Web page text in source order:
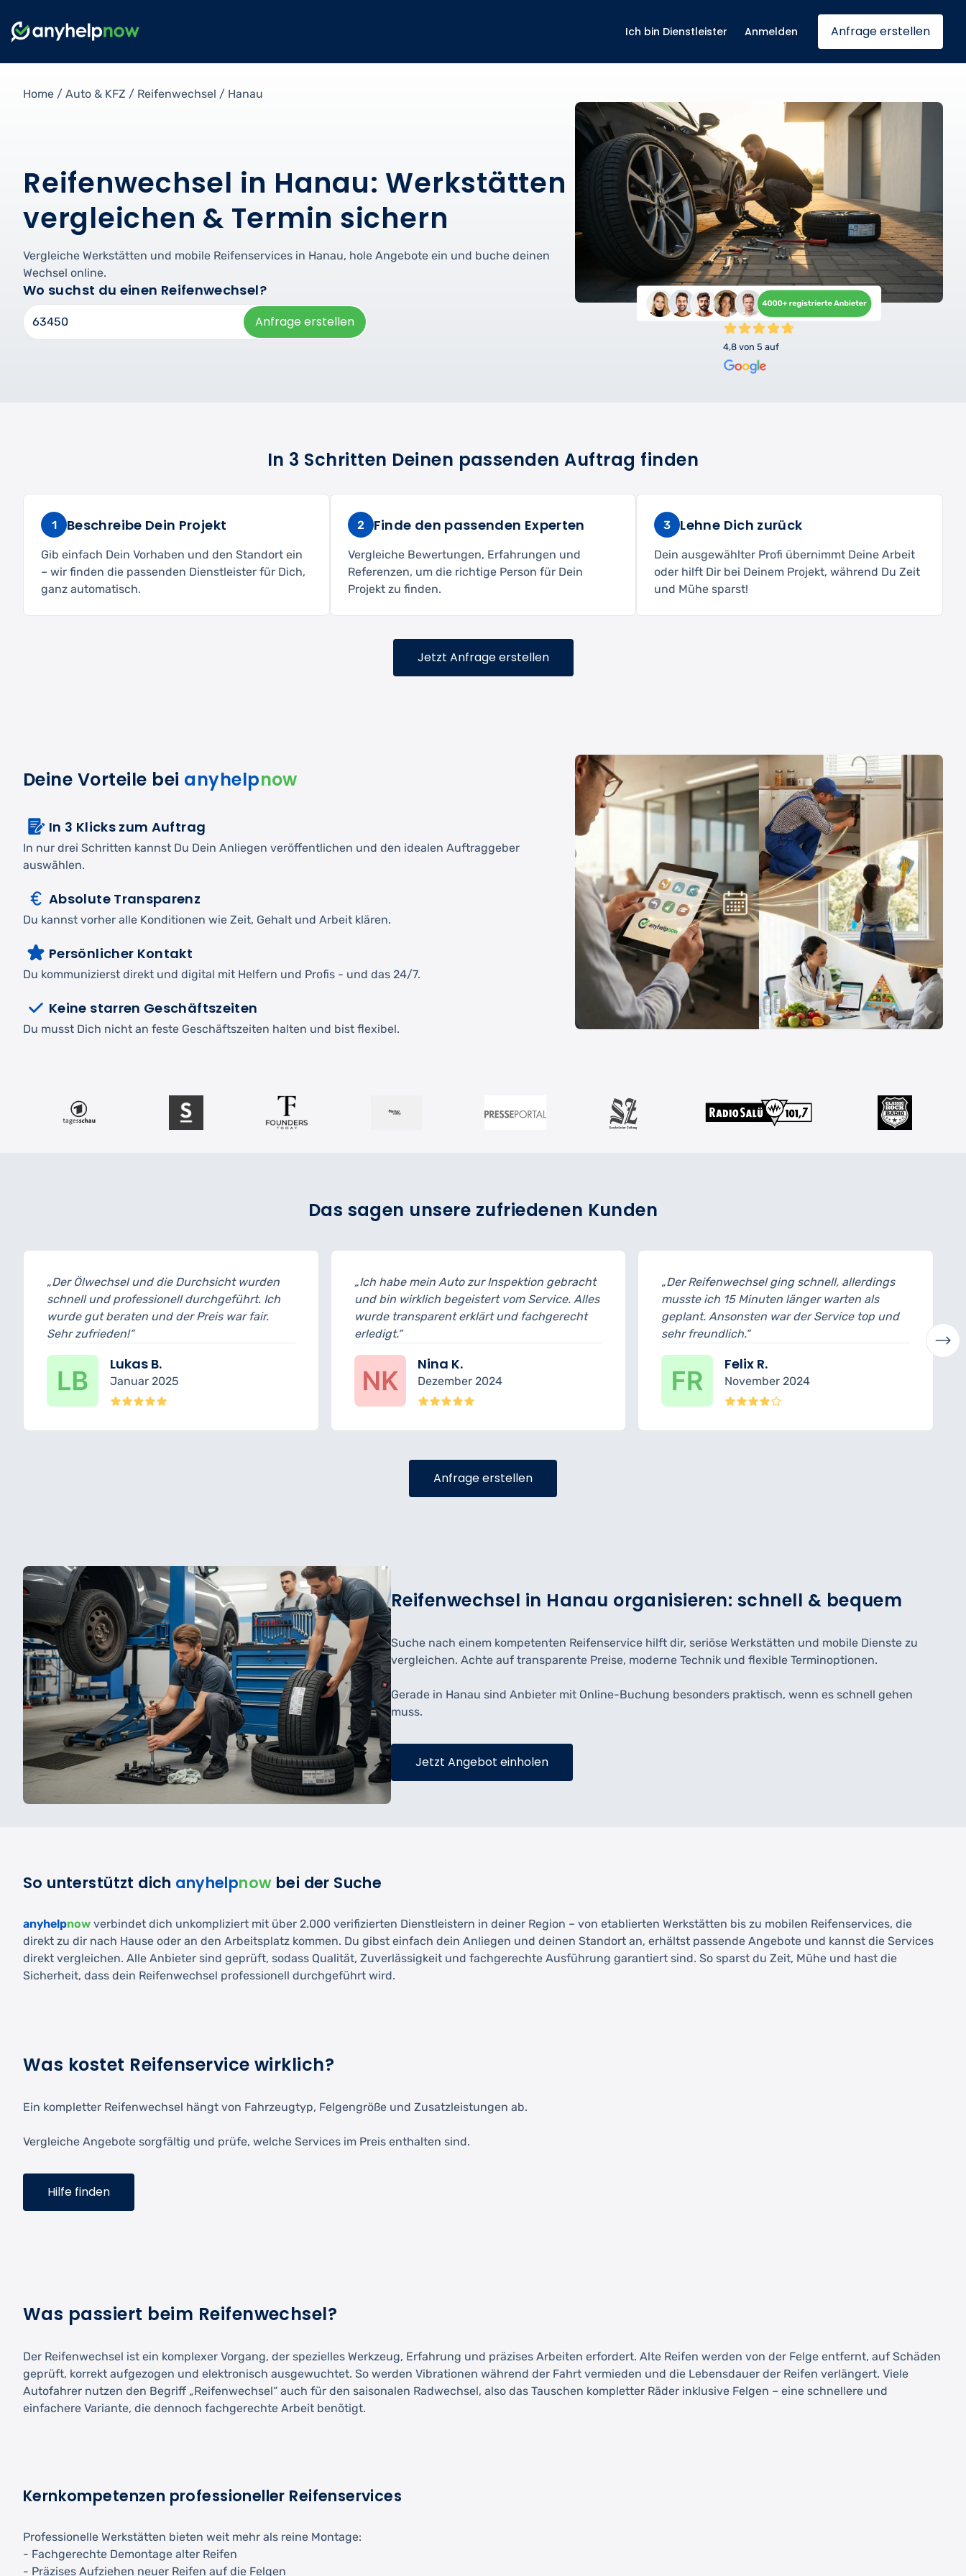
Ich bin Dienstleister Anmelden Anfrage erstellen
Home / Auto & KFZ / Reifenwechsel / Hanau
Reifenwechsel in Hanau: Werkstätten
vergleichen & Termin sichern
Vergleiche Werkstätten und mobile Reifenservices in Hanau, hole Angebote ein und buche deinen
Wechsel online.
Wo suchst du einen Reifenwechsel?
Anfrage erstellen
4,8 von 5 auf
In 3 Schritten Deinen passenden Auftrag finden
1 Beschreibe Dein Projekt
Gib einfach Dein Vorhaben und den Standort ein
– wir finden die passenden Dienstleister für Dich,
ganz automatisch.
2 Finde den passenden Experten
Vergleiche Bewertungen, Erfahrungen und
Referenzen, um die richtige Person für Dein
Projekt zu finden.
3 Lehne Dich zurück
Dein ausgewählter Profi übernimmt Deine Arbeit
oder hilft Dir bei Deinem Projekt, während Du Zeit
und Mühe sparst!
Jetzt Anfrage erstellen
Deine Vorteile bei anyhelpnow
In 3 Klicks zum Auftrag
In nur drei Schritten kannst Du Dein Anliegen veröffentlichen und den idealen Auftraggeber
auswählen.
Absolute Transparenz
Du kannst vorher alle Konditionen wie Zeit, Gehalt und Arbeit klären.
Persönlicher Kontakt
Du kommunizierst direkt und digital mit Helfern und Profis - und das 24/7.
Keine starren Geschäftszeiten
Du musst Dich nicht an feste Geschäftszeiten halten und bist flexibel.
Das sagen unsere zufriedenen Kunden
und die Durchsicht wurden
und professionell durchgeführt. Ich
beraten und der Preis war fair.
Lukas B.
Januar 2025
„Ich habe mein Auto zur Inspektion gebracht
und bin wirklich begeistert vom Service. Alles
wurde transparent erklärt und fachgerecht
Nina K.
Dezember 2024
„Der Reifenwechsel ging schnell, allerdings
musste ich 15 Minuten länger warten als
geplant. Ansonsten war der Service top und
sehr freundlich.“
Felix R.
November 2024
„Meine
abholen. Der
verständlich
Anfrage erstellen
Reifenwechsel in Hanau organisieren: schnell & bequem
Suche nach einem kompetenten Reifenservice hilft dir, seriöse Werkstätten und mobile Dienste zu
vergleichen. Achte auf transparente Preise, moderne Technik und flexible Terminoptionen.
Gerade in Hanau sind Anbieter mit Online-Buchung besonders praktisch, wenn es schnell gehen
muss.
Jetzt Angebot einholen
So unterstützt dich anyhelpnow bei der Suche
anyhelpnow verbindet dich unkompliziert mit über 2.000 verifizierten Dienstleistern in deiner Region – von etablierten Werkstätten bis zu mobilen Reifenservices, die
direkt zu dir nach Hause oder an den Arbeitsplatz kommen. Du gibst einfach dein Anliegen und deinen Standort an, erhältst passende Angebote und kannst die Services
direkt vergleichen. Alle Anbieter sind geprüft, sodass Qualität, Zuverlässigkeit und fachgerechte Ausführung garantiert sind. So sparst du Zeit, Mühe und hast die
Sicherheit, dass dein Reifenwechsel professionell durchgeführt wird.
Was kostet Reifenservice wirklich?
Ein kompletter Reifenwechsel hängt von Fahrzeugtyp, Felgengröße und Zusatzleistungen ab.
Vergleiche Angebote sorgfältig und prüfe, welche Services im Preis enthalten sind.
Hilfe finden
Was passiert beim Reifenwechsel?
Der Reifenwechsel ist ein komplexer Vorgang, der spezielles Werkzeug, Erfahrung und präzises Arbeiten erfordert. Alte Reifen werden von der Felge entfernt, auf Schäden
geprüft, korrekt aufgezogen und elektronisch ausgewuchtet. So werden Vibrationen während der Fahrt vermieden und die Lebensdauer der Reifen verlängert. Viele
Autofahrer nutzen den Begriff „Reifenwechsel“ auch für den saisonalen Radwechsel, also das Tauschen kompletter Räder inklusive Felgen – eine schnellere und
einfachere Variante, die dennoch fachgerechte Arbeit benötigt.
Kernkompetenzen professioneller Reifenservices
Professionelle Werkstätten bieten weit mehr als reine Montage:
- Fachgerechte Demontage alter Reifen
- Präzises Aufziehen neuer Reifen auf die Felgen